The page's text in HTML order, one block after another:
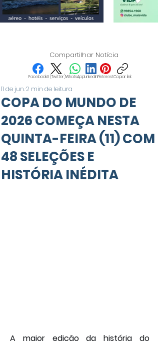
Compartilhar Notícia
FacebookX (Twitter)WhatsAppLinkedInPinterestCopiar link
COPA DO MUNDO DE
2026 COMEÇA NESTA
QUINTA-FEIRA (11) COM
48 SELEÇÕES E
HISTÓRIA INÉDITA
11 de jun.2 min de leitura
A maior edição da história do